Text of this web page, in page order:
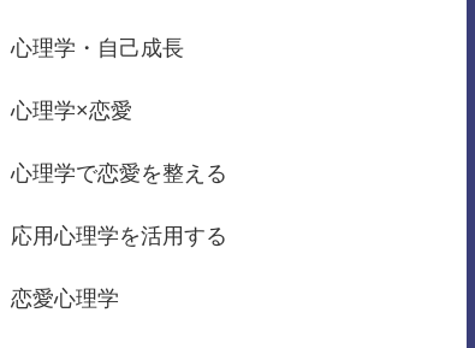
心理学・自己成長
心理学×恋愛
心理学で恋愛を整える
応用心理学を活用する
恋愛心理学